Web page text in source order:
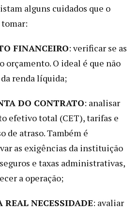
alguns cuidados que o
FINANCEIRO: verificar se as
orçamento. O ideal é que não
renda líquida;
DO CONTRATO: analisar
efetivo total (CET), tarifas e
de atraso. Também é
as exigências da instituição
e taxas administrativas,
a operação;
REAL NECESSIDADE: avaliar